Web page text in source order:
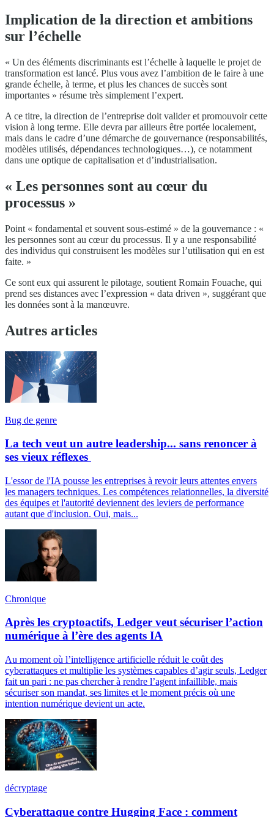
Implication de la direction et ambitions
sur l’échelle
« Un des éléments discriminants est l’échelle à laquelle le projet de
transformation est lancé. Plus vous avez l’ambition de le faire à une
grande échelle, à terme, et plus les chances de succès sont
importantes » résume très simplement l’expert.
A ce titre, la direction de l’entreprise doit valider et promouvoir cette
vision à long terme. Elle devra par ailleurs être portée localement,
mais dans le cadre d’une démarche de gouvernance (responsabilités,
modèles utilisés, dépendances technologiques…), ce notamment
dans une optique de capitalisation et d’industrialisation.
« Les personnes sont au cœur du
processus »
Point « fondamental et souvent sous-estimé » de la gouvernance : «
les personnes sont au cœur du processus. Il y a une responsabilité
des individus qui construisent les modèles sur l’utilisation qui en est
faite. »
Ce sont eux qui assurent le pilotage, soutient Romain Fouache, qui
prend ses distances avec l’expression « data driven », suggérant que
les données sont à la manœuvre.
Autres articles
Bug de genre
La tech veut un autre leadership... sans renoncer à
ses vieux réflexes
L'essor de l'IA pousse les entreprises à revoir leurs attentes envers
les managers techniques. Les compétences relationnelles, la diversité
des équipes et l'autorité deviennent des leviers de performance
autant que d'inclusion. Oui, mais...
Chronique
Après les cryptoactifs, Ledger veut sécuriser l’action
numérique à l’ère des agents IA
Au moment où l’intelligence artificielle réduit le coût des
cyberattaques et multiplie les systèmes capables d’agir seuls, Ledger
fait un pari : ne pas chercher à rendre l’agent infaillible, mais
sécuriser son mandat, ses limites et le moment précis où une
intention numérique devient un acte.
décryptage
Cyberattaque contre Hugging Face : comment